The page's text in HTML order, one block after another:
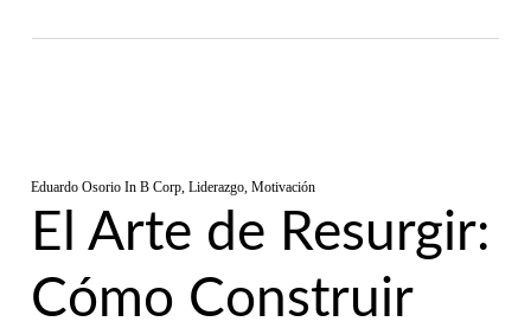
Eduardo Osorio In B Corp, Liderazgo, Motivación
El Arte de Resurgir:
Cómo Construir